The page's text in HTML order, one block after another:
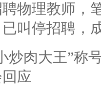
物理教师，
叫停招聘，
炒肉大王”称
应